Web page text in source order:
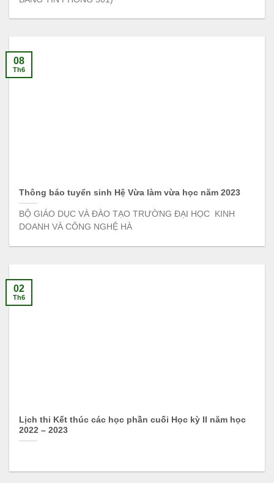
Thông báo tuyển sinh Hệ Vừa làm vừa học năm 2023
BỘ GIÁO DỤC VÀ ĐÀO TẠO TRƯỜNG ĐẠI HỌC KINH
DOANH VÀ CÔNG NGHỆ HÀ
08
Th6
Lịch thi Kết thúc các học phần cuối Học kỳ II năm học
2022 – 2023
02
Th6